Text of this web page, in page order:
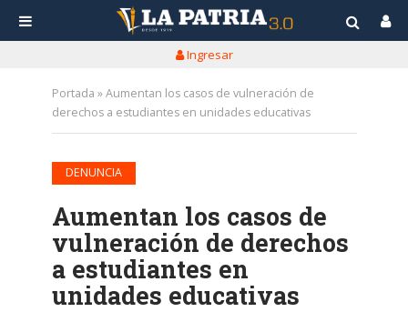
Ingresar
Portada »Aumentan los casos de vulneración de
derechos a estudiantes en unidades educativas
DENUNCIA
Aumentan los casos de
vulneración de derechos
a estudiantes en
unidades educativas